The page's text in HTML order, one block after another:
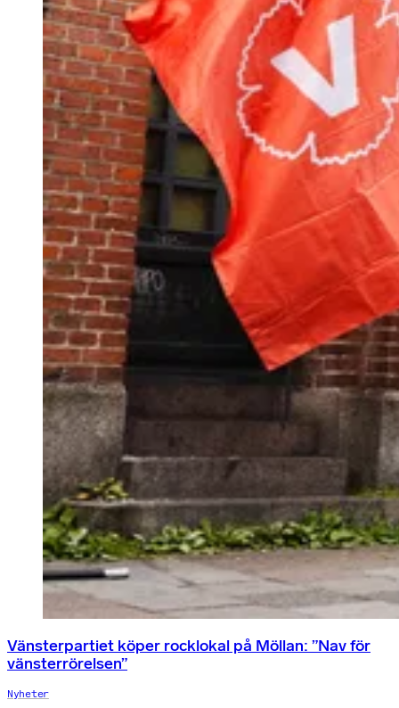
Vänsterpartiet köper rocklokal på Möllan: ”Nav för
vänsterrörelsen”
Nyheter